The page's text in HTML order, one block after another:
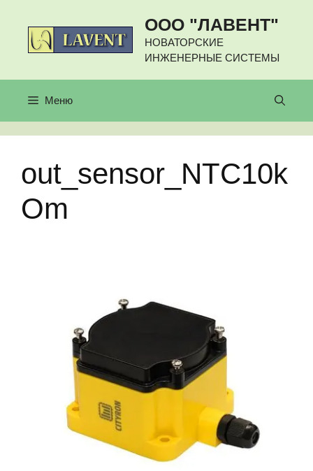
содержимому
ООО "ЛАВЕНТ"
НОВАТОРСКИЕ
ИНЖЕНЕРНЫЕ СИСТЕМЫ
Меню
out_sensor_NTC10k
Om